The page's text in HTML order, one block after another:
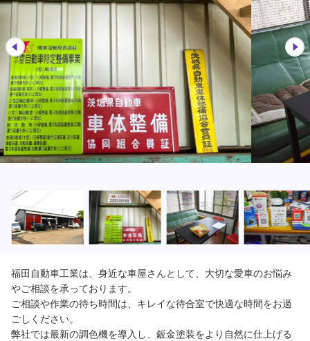
福田自動車工業は、身近な車屋さんとして、大切な愛車のお悩み
やご相談を承っております。
ご相談や作業の待ち時間は、キレイな待合室で快適な時間をお過
ごしください。
弊社では最新の調色機を導入し、鈑金塗装をより自然に仕上げる